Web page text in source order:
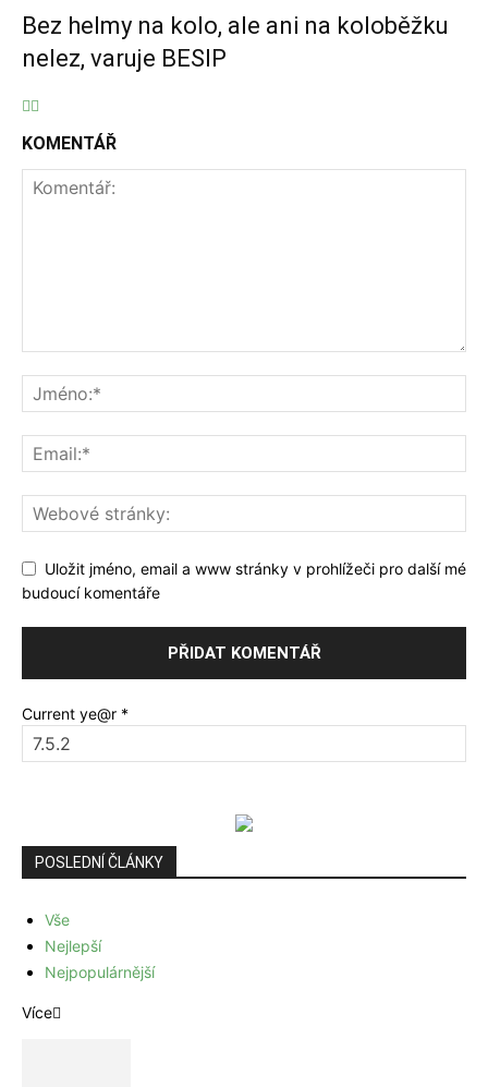
Bez helmy na kolo, ale ani na koloběžku
nelez, varuje BESIP
KOMENTÁŘ
Uložit jméno, email a www stránky v prohlížeči pro další mé
budoucí komentáře
Current ye@r *
POSLEDNÍ ČLÁNKY
Vše
Nejlepší
Nejpopulárnější
Více